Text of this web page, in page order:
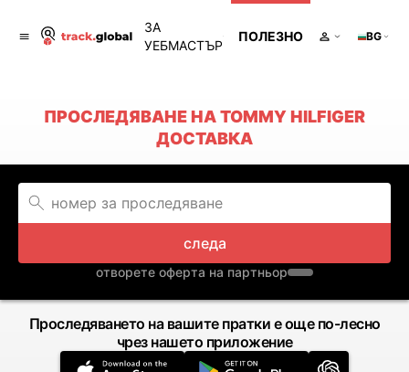
ЗА
УЕБМАСТЪР
ПОЛЕЗНО BG
ПРОСЛЕДЯВАНЕ НА TOMMY HILFIGER
ДОСТАВКА
следа
отворете оферта на партньор
Проследяването на вашите пратки е още по-лесно
чрез нашето приложение